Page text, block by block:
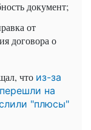
документ;
от
договора о
что из-за
на
"плюсы"